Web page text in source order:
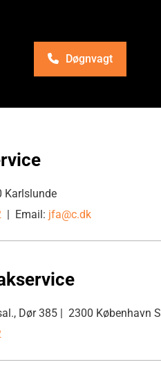
Døgnvagt
Karlslunde
| Email: jfa@c.dk
Dør 385 | 2300 København S